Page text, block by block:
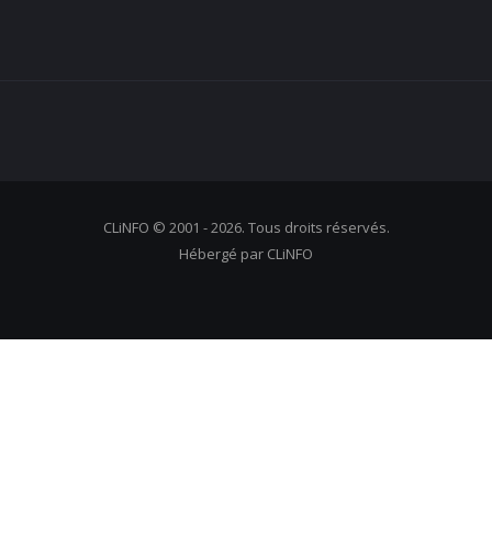
CLiNFO © 2001 - 2026. Tous droits réservés.
Hébergé par CLiNFO